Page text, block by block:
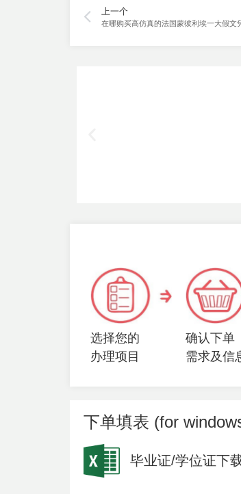
上一个
在哪购买高仿真的法国蒙彼利埃一大假文
选择您的
办理项目
确认下单
需求及信
下单填表 (for
毕业证/学位证下